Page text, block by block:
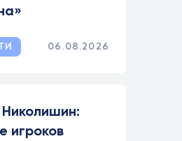
06.08.2026
игроков